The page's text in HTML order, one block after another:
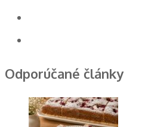
Odporúčané články